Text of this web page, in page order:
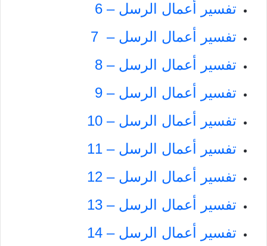
تفسير أعمال الرسل – 6
تفسير أعمال الرسل – 7
تفسير أعمال الرسل – 8
تفسير أعمال الرسل – 9
تفسير أعمال الرسل – 10
تفسير أعمال الرسل – 11
تفسير أعمال الرسل – 12
تفسير أعمال الرسل – 13
تفسير أعمال الرسل – 14